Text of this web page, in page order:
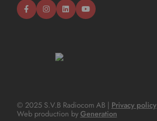
© 2025 S.V.B Radiocom AB | Privacy policy
Web production byGeneration